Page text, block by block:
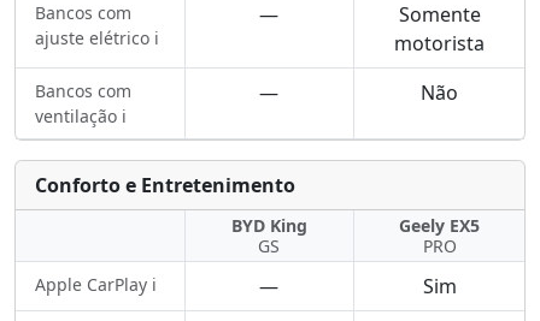
Bancos com
ajuste elétrico ℹ️
—
Somente
motorista
Bancos com
ventilação ℹ️
— Não
Conforto e Entretenimento
BYD King
GS
Geely EX5
PRO
Apple CarPlay ℹ️
— Sim